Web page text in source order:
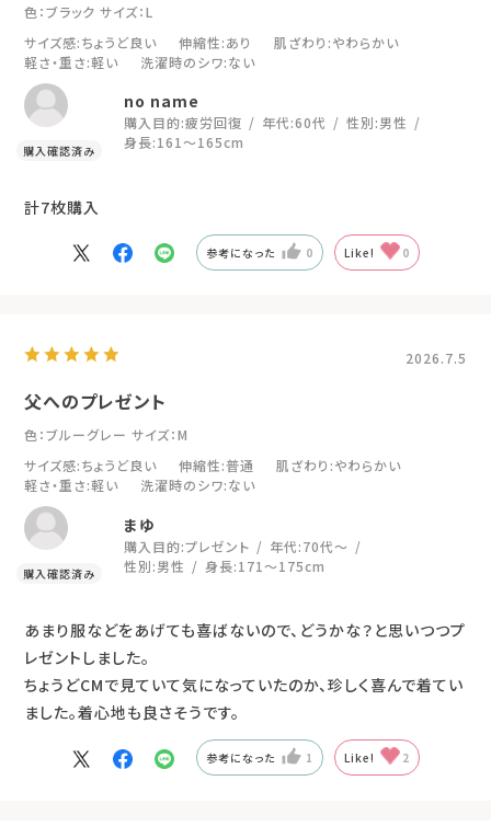
色：ブラック サイズ：L
サイズ感:ちょうど良い 伸縮性:あり 肌ざわり :やわらかい
軽さ・重さ:軽い 洗濯時のシワ:ない
no name
購入目的:疲労回復 年代:60代 性別:男性
身長:161～165cm
計7枚購入
参考になった 0 Like! 0
2026.7.5
父へのプレゼント
色：ブルーグレー サイズ：M
サイズ感:ちょうど良い 伸縮性:普通 肌ざわり :やわらかい
軽さ・重さ:軽い 洗濯時のシワ:ない
まゆ
購入目的:プレゼント 年代:70代～
性別:男性 身長:171～175cm
あまり服などをあげても喜ばないので、どうかな？と思いつつプ
レゼントしました。
ちょうどCMで見ていて気になっていたのか、珍しく喜んで着てい
ました。着心地も良さそうです。
参考になった 1 Like! 2